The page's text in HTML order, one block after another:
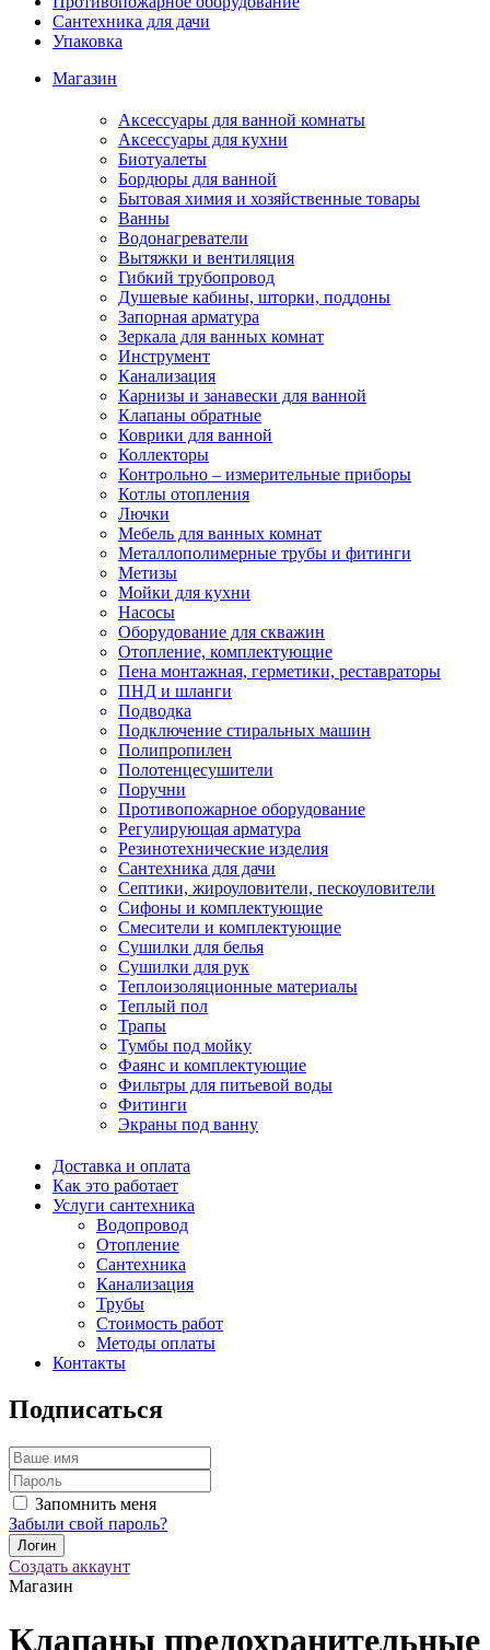
Сантехника для дачи
Упаковка
Магазин
Аксессуары для ванной комнаты
Аксессуары для кухни
Биотуалеты
Бордюры для ванной
Бытовая химия и хозяйственные товары
Ванны
Водонагреватели
Вытяжки и вентиляция
Гибкий трубопровод
Душевые кабины, шторки, поддоны
Запорная арматура
Зеркала для ванных комнат
Инструмент
Канализация
Карнизы и занавески для ванной
Клапаны обратные
Коврики для ванной
Коллекторы
Контрольно – измерительные приборы
Котлы отопления
Лючки
Мебель для ванных комнат
Металлополимерные трубы и фитинги
Метизы
Мойки для кухни
Насосы
Оборудование для скважин
Отопление, комплектующие
Пена монтажная, герметики, реставраторы
ПНД и шланги
Подводка
Подключение стиральных машин
Полипропилен
Полотенцесушители
Поручни
Противопожарное оборудование
Регулирующая арматура
Резинотехнические изделия
Сантехника для дачи
Септики, жироуловители, пескоуловители
Сифоны и комплектующие
Смесители и комплектующие
Сушилки для белья
Сушилки для рук
Теплоизоляционные материалы
Теплый пол
Трапы
Тумбы под мойку
Фаянс и комплектующие
Фильтры для питьевой воды
Фитинги
Экраны под ванну
Доставка и оплата
Как это работает
Услуги сантехника
Водопровод
Отопление
Сантехника
Канализация
Трубы
Стоимость работ
Методы оплаты
Контакты
Подписаться
Запомнить меня
Забыли свой пароль?
Создать аккаунт
Магазин
Клапаны предохранительные